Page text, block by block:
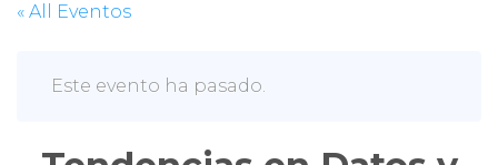
« All Eventos
Este evento ha pasado.